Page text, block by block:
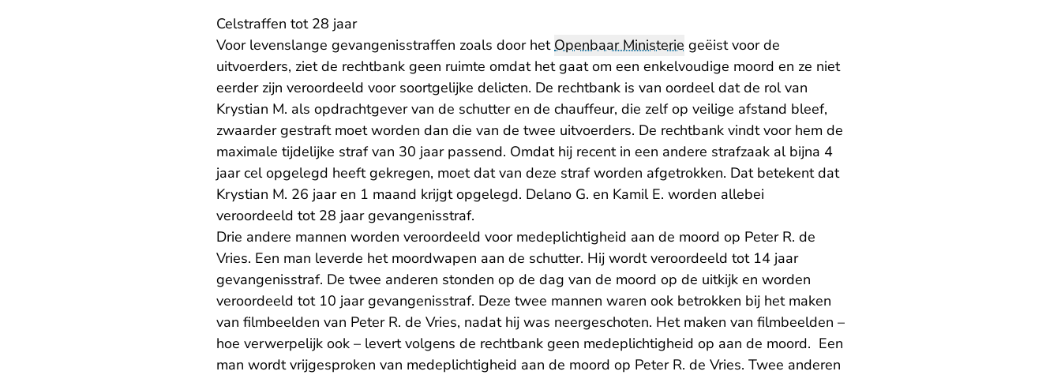
Celstraffen tot 28 jaar
Voor levenslange gevangenisstraffen zoals door hetOpenbaar Ministerie geëist voor de
uitvoerders, ziet de rechtbank geen ruimte omdat het gaat om een enkelvoudige moord en ze niet
eerder zijn veroordeeld voor soortgelijke delicten. De rechtbank is van oordeel dat de rol van
Krystian M. als opdrachtgever van de schutter en de chauffeur, die zelf op veilige afstand bleef,
zwaarder gestraft moet worden dan die van de twee uitvoerders. De rechtbank vindt voor hem de
maximale tijdelijke straf van 30 jaar passend. Omdat hij recent in een andere strafzaak al bijna 4
jaar cel opgelegd heeft gekregen, moet dat van deze straf worden afgetrokken. Dat betekent dat
Krystian M. 26 jaar en 1 maand krijgt opgelegd. Delano G. en Kamil E. worden allebei
veroordeeld tot 28 jaar gevangenisstraf.
Drie andere mannen worden veroordeeld voor medeplichtigheid aan de moord op Peter R. de
Vries. Een man leverde het moordwapen aan de schutter. Hij wordt veroordeeld tot 14 jaar
gevangenisstraf. De twee anderen stonden op de dag van de moord op de uitkijk en worden
veroordeeld tot 10 jaar gevangenisstraf. Deze twee mannen waren ook betrokken bij het maken
van filmbeelden van Peter R. de Vries, nadat hij was neergeschoten. Het maken van filmbeelden –
hoe verwerpelijk ook – levert volgens de rechtbank geen medeplichtigheid op aan de moord. Een
man wordt vrijgesproken van medeplichtigheid aan de moord op Peter R. de Vries. Twee anderen